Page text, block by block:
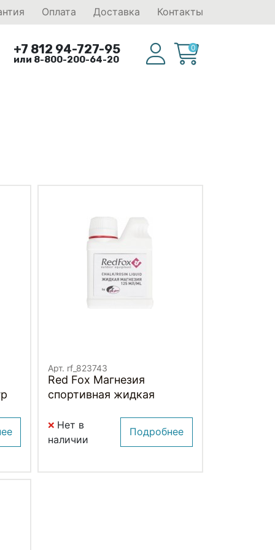
Оплата Доставка Контакты
+7 812 94-727-95
или 8-800-200-64-20
0
Арт. rf_823743
Red Fox Магнезия
спортивная жидкая
Нет в
наличии
Подробнее